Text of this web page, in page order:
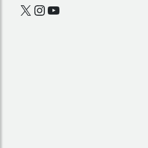
X Instagram
YouTube